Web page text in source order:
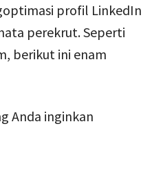
profil LinkedIn
perekrut. Seperti
berikut ini enam
Anda inginkan